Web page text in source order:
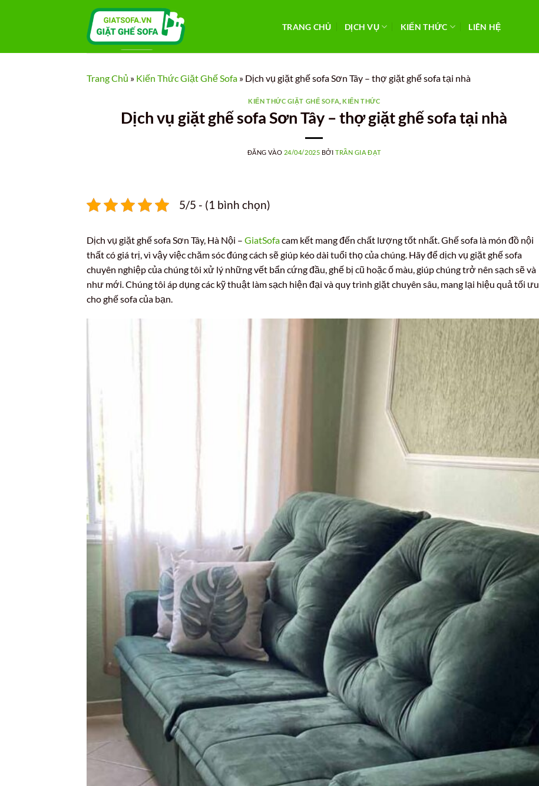
dung
TRANG CHỦ DỊCH VỤ KIẾN THỨC LIÊN HỆ
Trang Chủ » Kiến Thức Giặt Ghế Sofa » Dịch vụ giặt ghế sofa Sơn Tây – thợ giặt ghế sofa tại nhà
KIẾN THỨC GIẶT GHẾ SOFA ,KIẾN THỨC
Dịch vụ giặt ghế sofa Sơn Tây – thợ giặt ghế sofa tại nhà
ĐĂNG VÀO 24/04/2025 BỞITRẦN GIA ĐẠT
5/5 - (1 bình chọn)
Dịch vụ giặt ghế sofa Sơn Tây, Hà Nội – GiatSofacam kết mang đến chất lượng tốt nhất. Ghế sofa là món đồ nội
thất có giá trị, vì vậy việc chăm sóc đúng cách sẽ giúp kéo dài tuổi thọ của chúng. Hãy để dịch vụ giặt ghế sofa
chuyên nghiệp của chúng tôi xử lý những vết bẩn cứng đầu, ghế bị cũ hoặc ố màu, giúp chúng trở nên sạch sẽ và
như mới. Chúng tôi áp dụng các kỹ thuật làm sạch hiện đại và quy trình giặt chuyên sâu, mang lại hiệu quả tối ưu
cho ghế sofa của bạn.